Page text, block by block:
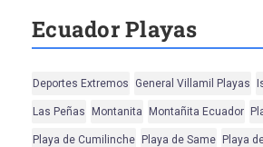
Ecuador Playas
Deportes Extremos General Villamil Playas
Las Peñas Montanita Montañita Ecuador
Playa de Cumilinche Playa de Same Playa